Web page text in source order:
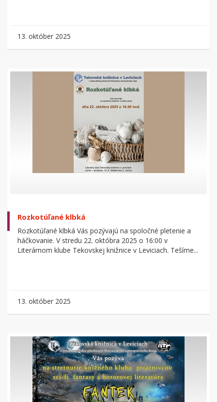
13. október 2025
Rozkotúľané klbká
Rozkotúľané klbká Vás pozývajú na spoločné pletenie a
háčkovanie. V stredu 22. októbra 2025 o 16:00 v
Literárnom klube Tekovskej knižnice v Leviciach. Tešíme...
13. október 2025